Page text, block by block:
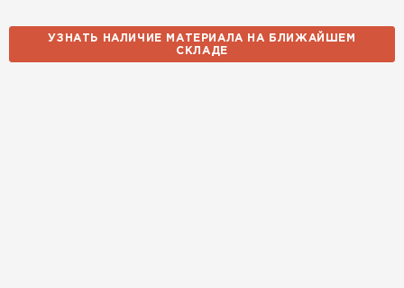
УЗНАТЬ НАЛИЧИЕ МАТЕРИАЛА НА БЛИЖАЙШЕМ
СКЛАДЕ